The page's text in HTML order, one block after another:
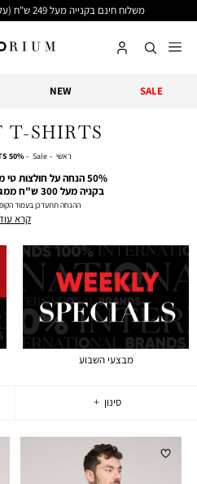
משלוח חינם בקנייה מעל 249 ש"ח (עלות משלוח החל מ-14.90 ש"ח)
SALE
NEW
T-SHIRTS
ראשי ראשיSale
Sale
50% OFF T-SHIRTS
50% הנחה על חולצות טי מהקולקציה החדשה
בקניה מעל 300 ש"ח ממגוון המוצרים באתר
ההנחה תתעדכן בעמוד
קרא
מבצעי השבוע
סינון
מוצרים